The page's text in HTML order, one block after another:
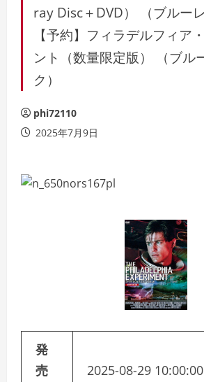
ray Disc＋DVD） （ブルー
【予約】フィラデルフィア
ント（数量限定版） （ブル
ク）
phi72110
2025年7月9日
発
売
2025-08-29 10:00:00